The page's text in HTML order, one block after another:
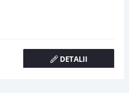
DETALII